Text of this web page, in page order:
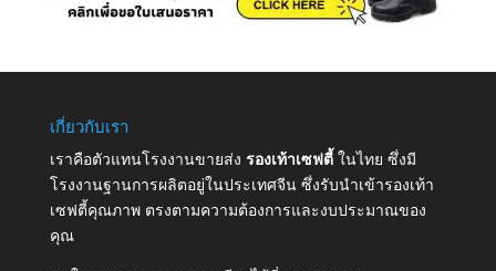
เกี่ยวกับเรา
เราคือตัวแทนโรงงานขายส่ง รองเท้าเซฟตี้ ในไทย ซึ่งมี
โรงงานฐานการผลิตอยู่ในประเทศจีน ซึ่งรับนำเข้ารองเท้า
เซฟตี้คุณภาพ ตรงตามความต้องการและงบประมาณของ
คุณ